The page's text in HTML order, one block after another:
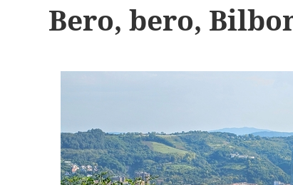
Bero, bero,